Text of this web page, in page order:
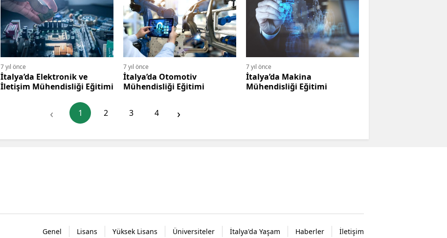
7 yıl önce
İtalya’da Elektronik ve
İletişim Mühendisliği Eğitimi
7 yıl önce
İtalya’da Otomotiv
Mühendisliği Eğitimi
7 yıl önce
İtalya’da Makina
Mühendisliği Eğitimi
‹ 1 2 3 4 ›
Genel Lisans Yüksek Lisans Üniversiteler İtalya'da Yaşam Haberler İletişim